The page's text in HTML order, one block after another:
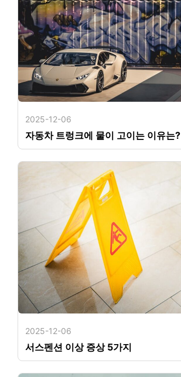
2025-12-06
자동차 트렁크에 물이 고이는 이유는?
2025-12-06
서스펜션 이상 증상 5가지